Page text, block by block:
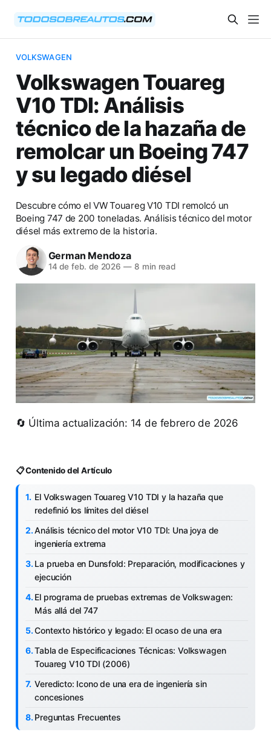
VOLKSWAGEN
Volkswagen Touareg
V10 TDI: Análisis
técnico de la hazaña de
remolcar un Boeing 747
y su legado diésel
Descubre cómo el VW Touareg V10 TDI remolcó un
Boeing 747 de 200 toneladas. Análisis técnico del motor
diésel más extremo de la historia.
German Mendoza
14 de feb. de 2026 — 8 min read
🔄 Última actualización: 14 de febrero de 2026
📋 Contenido del Artículo
El Volkswagen Touareg V10 TDI y la hazaña que
redefinió los límites del diésel
Análisis técnico del motor V10 TDI: Una joya de
ingeniería extrema
La prueba en Dunsfold: Preparación, modificaciones y
ejecución
El programa de pruebas extremas de Volkswagen:
Más allá del 747
Contexto histórico y legado: El ocaso de una era
Tabla de Especificaciones Técnicas: Volkswagen
Touareg V10 TDI (2006)
Veredicto: Icono de una era de ingeniería sin
concesiones
Preguntas Frecuentes